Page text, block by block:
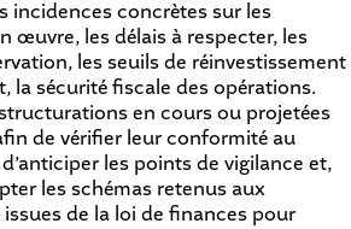
incidences concrètes sur les
œuvre, les délais à respecter, les
les seuils de réinvestissement
la sécurité fiscale des opérations.
en cours ou projetées
de vérifier leur conformité au
les points de vigilance et,
les schémas retenus aux
de la loi de finances pour